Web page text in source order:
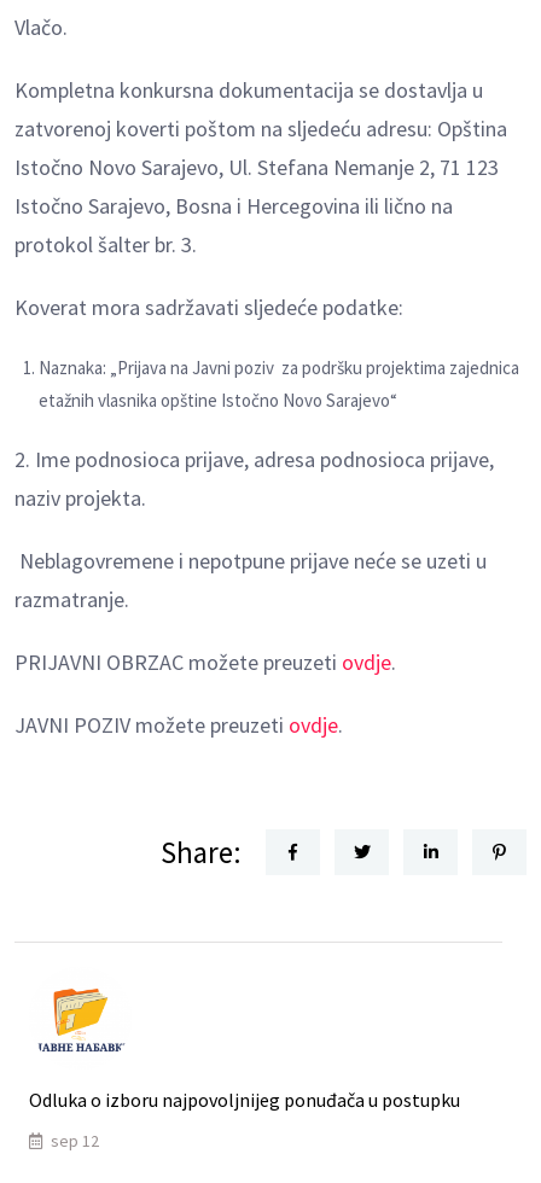
Vlačo.
Kompletna konkursna dokumentacija se dostavlja u
zatvorenoj koverti poštom na sljedeću adresu: Opština
Istočno Novo Sarajevo, Ul. Stefana Nemanje 2, 71 123
Istočno Sarajevo, Bosna i Hercegovina ili lično na
protokol šalter br. 3.
Koverat mora sadržavati sljedeće podatke:
Naznaka: „Prijava na Javni poziv za podršku projektima zajednica
etažnih vlasnika opštine Istočno Novo Sarajevo“
2. Ime podnosioca prijave, adresa podnosioca prijave,
naziv projekta.
Neblagovremene i nepotpune prijave neće se uzeti u
razmatranje.
PRIJAVNI OBRZAC možete preuzeti ovdje.
JAVNI POZIV možete preuzeti ovdje.
Share:
Odluka o izboru najpovoljnijeg ponuđača u postupku
sep 12